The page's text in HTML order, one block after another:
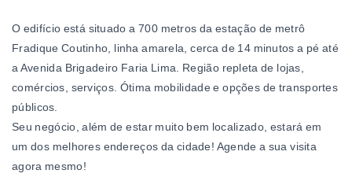
O edifício está situado a700 metros da estação de metrô
Fradique Coutinho, linha amarela, cerca de 14 minutos a pé até
a Avenida Brigadeiro Faria Lima. Região repleta de lojas,
comércios, serviços. Ótima mobilidade e opções de transportes
públicos.
Seu negócio, além de estar muito bem localizado, estará em
um dos melhores endereços da cidade! Agende a sua visita
agora mesmo!